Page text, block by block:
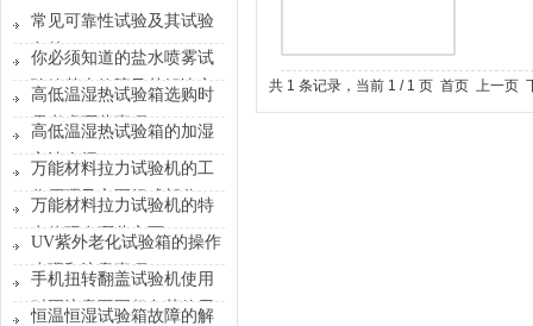
常见可靠性试验及其试验
条件
你必须知道的盐水喷雾试
验箱基本故障及其解决方
法
高低温湿热试验箱选购时
需考虑哪些事项？
高低温湿热试验箱的加湿
方法介绍
万能材料拉力试验机的工
作原理及主要组成部分
万能材料拉力试验机的特
点体现在哪些方面？
UV紫外老化试验箱的操作
步骤和注意事项
手机扭转翻盖试验机使用
时要注意不要超负荷使用
恒温恒湿试验箱故障的解
共 1 条记录，当前 1 / 1 页 首页 上一页